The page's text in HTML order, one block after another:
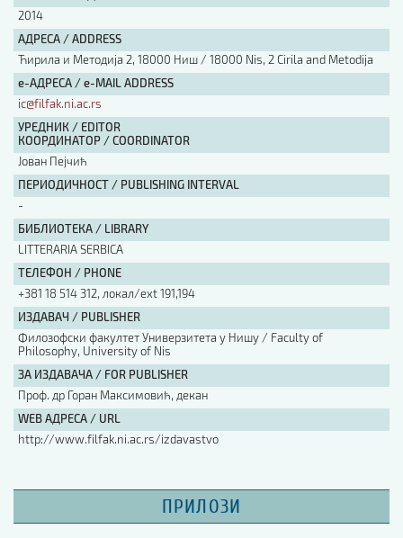
2014
АДРЕСА / ADDRESS
Ћирила и Методија 2, 18000 Ниш / 18000 Nis, 2 Cirila and Metodija
е-АДРЕСА / e-MAIL ADDRESS
ic@filfak.ni.ac.rs
УРЕДНИК / EDITOR
КООРДИНАТОР / COORDINATOR
Јован Пејчић
ПЕРИОДИЧНОСТ / PUBLISHING INTERVAL
-
БИБЛИОТЕКА / LIBRARY
LITTERARIA SERBICA
ТЕЛЕФОН / PHONE
+381 18 514 312, локал/ext 191,194
ИЗДАВАЧ / PUBLISHER
Филозофски факултет Универзитета у Нишу / Faculty of
Philosophy, University of Nis
ЗА ИЗДАВАЧА / FOR PUBLISHER
Проф. др Горан Максимовић, декан
WEB АДРЕСА / URL
http://www.filfak.ni.ac.rs/izdavastvo
ПРИЛОЗИ